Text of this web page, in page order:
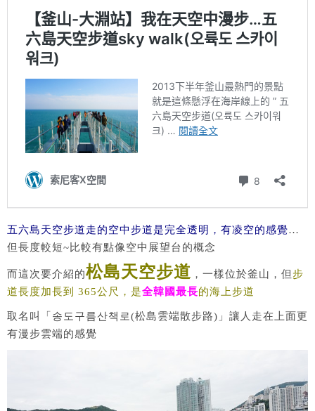
五六島天空步道走的空中步道是完全透明，有凌空的感覺…
但長度較短~比較有點像空中展望台的概念
而這次要介紹的松島天空步道 ，一樣位於釜山，但 步
道長度加長到 365公尺，是全韓國最長的海上步道
取名叫「송도구름산책로(松島雲端散步路)」讓人走在上面更
有漫步雲端的感覺